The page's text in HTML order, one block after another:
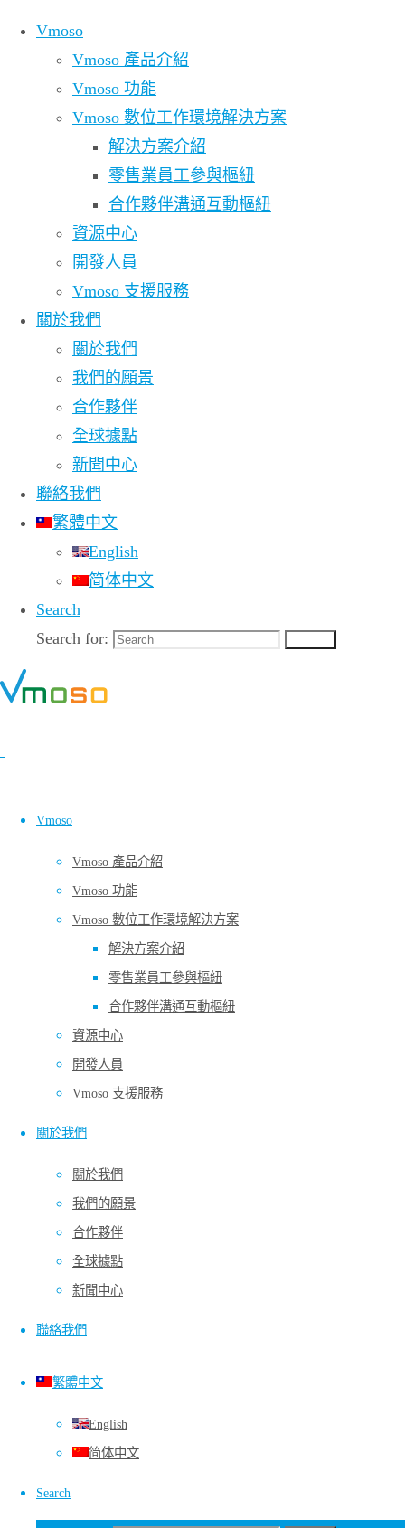
Skip to content
Vmoso
Vmoso 產品介紹
Vmoso 功能
Vmoso 數位工作環境解決方案
解決方案介紹
零售業員工參與樞紐
合作夥伴溝通互動樞紐
資源中心
開發人員
Vmoso 支援服務
關於我們
關於我們
我們的願景
合作夥伴
全球據點
新聞中心
聯絡我們
繁體中文
English
简体中文
Search
Search for:
Vmoso
Vmoso 產品介紹
Vmoso 功能
Vmoso 數位工作環境解決方案
解決方案介紹
零售業員工參與樞紐
合作夥伴溝通互動樞紐
資源中心
開發人員
Vmoso 支援服務
關於我們
關於我們
我們的願景
合作夥伴
全球據點
新聞中心
聯絡我們
繁體中文
English
简体中文
Search
Vmoso 核心概念：裝
置獨立性
影片
行動裝置已經改變我們的工作方式，但是對於
許多知識型工作者來說，並不是即時順暢的體
Vmoso 的理念是使用者優先，桌上型電腦工
作者與行動工作者一樣重要。桌面 APP 和行
動 APP 必須有相同功能，在這兩種裝置上都
繁體中文
English
简体中文